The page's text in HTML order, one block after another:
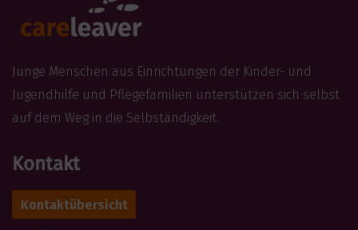
Junge Menschen aus Einrichtungen der Kinder- und
Jugendhilfe und Pflegefamilien unterstützen sich selbst
auf dem Weg in die Selbständigkeit.
Kontakt
Kontaktübersicht